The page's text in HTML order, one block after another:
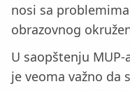
nosi sa
obrazovnog
U saopštenju
je veoma važno da